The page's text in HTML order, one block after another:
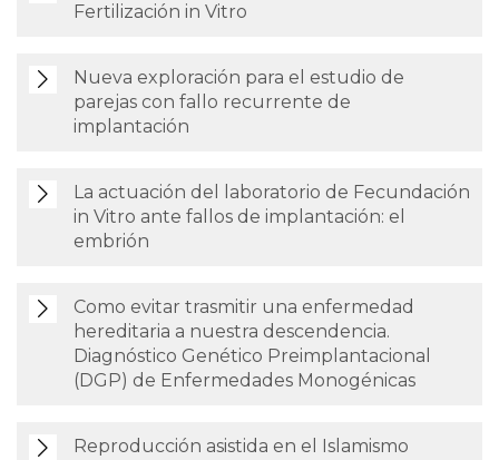
Fertilización in Vitro
Nueva exploración para el estudio de
parejas con fallo recurrente de
implantación
La actuación del laboratorio de Fecundación
in Vitro ante fallos de implantación: el
embrión
Como evitar trasmitir una enfermedad
hereditaria a nuestra descendencia.
Diagnóstico Genético Preimplantacional
(DGP) de Enfermedades Monogénicas
Reproducción asistida en el Islamismo